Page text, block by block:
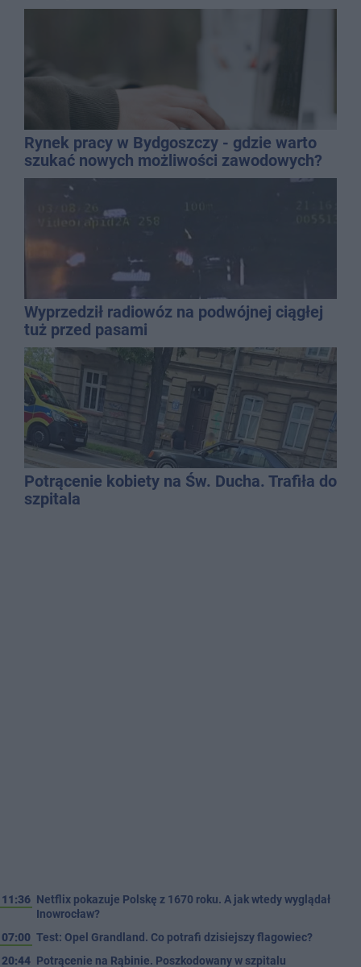
Rynek pracy w Bydgoszczy - gdzie warto
szukać nowych możliwości zawodowych?
Wyprzedził radiowóz na podwójnej ciągłej
tuż przed pasami
Potrącenie kobiety na Św. Ducha. Trafiła do
szpitala
11:36 Netflix pokazuje Polskę z 1670 roku. A jak wtedy wyglądał
Inowrocław?
07:00 Test: Opel Grandland. Co potrafi dzisiejszy flagowiec?
20:44 Potrącenie na Rąbinie. Poszkodowany w szpitalu